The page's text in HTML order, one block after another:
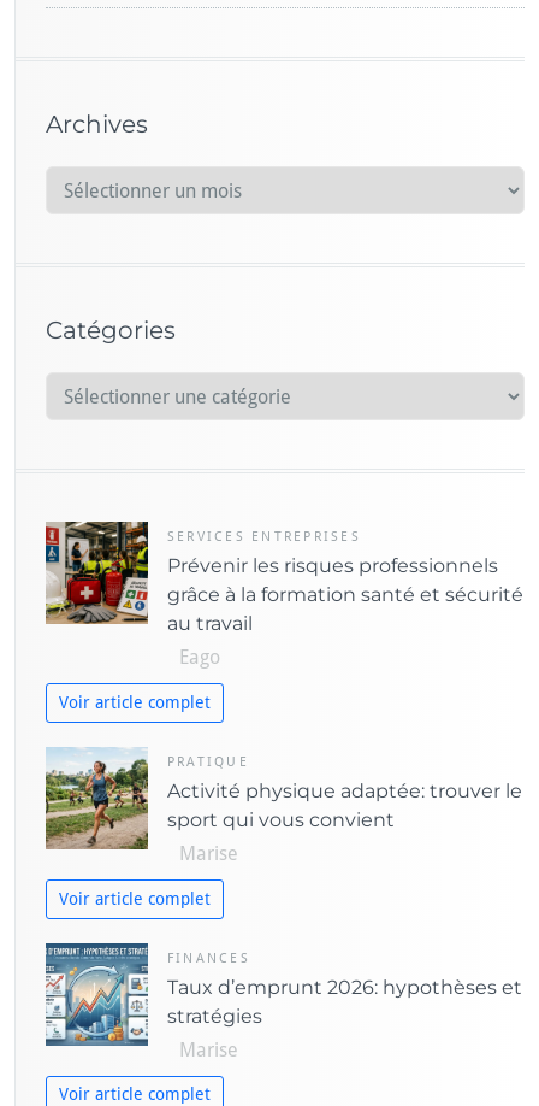
Archives
r
v
Catégories
a
o
r
i
e
SERVICES ENTREPRISES
Prévenir les risques professionnels
grâce à la formation santé et sécurité
au travail
Eago
Voir article complet
PRATIQUE
Activité physique adaptée: trouver le
sport qui vous convient
Marise
Voir article complet
FINANCES
Taux d’emprunt 2026: hypothèses et
stratégies
Marise
Voir article complet